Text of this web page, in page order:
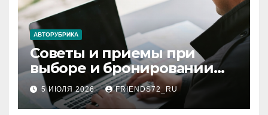
АВТОРУБРИКА
Советы и приемы при
выборе и бронировании
авиабилетов
5 ИЮЛЯ 2026 FRIENDS72_RU